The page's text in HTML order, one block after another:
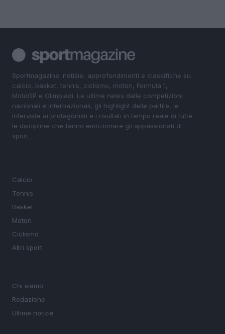
Sportmagazine: notizie, approfondimenti e classifiche su
calcio, basket, tennis, ciclismo, motori, Formula 1,
MotoGP e Olimpiadi. Le ultime news dalle competizioni
nazionali e internazionali, gli highlight delle partite, le
interviste ai protagonisti e i risultati in tempo reale di tutte
le discipline che fanno emozionare gli appassionati di
sport.
Calcio
Tennis
Basket
Motori
Ciclismo
Altri sport
Chi siamo
Redazione
Ultime notizie